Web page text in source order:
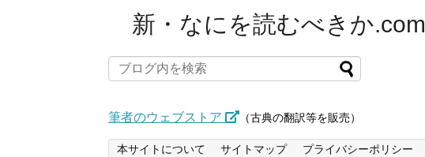
新・なにを読むべきか.com
筆者のウェブストア （古典の翻訳等を販売）
本サイトについて サイトマップ プライバシーポリシー